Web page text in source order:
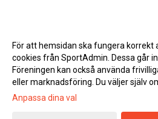
Gå till Webbversion
För att hemsidan ska fungera korrekt
cookies från SportAdmin. Dessa går
Föreningen kan också använda
eller marknadsföring. Du väljer själv
Anpassa dina val